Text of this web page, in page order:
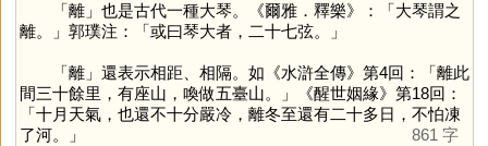
「離」也是古代一種大琴。《爾雅．釋樂》：「大琴謂之
離。」郭璞注：「或曰琴大者，二十七弦。」
「離」還表示相距、相隔。如《水滸全傳》第4回：「離此
間三十餘里，有座山，喚做五臺山。」《醒世姻緣》第18回：
「十月天氣，也還不十分嚴冷，離冬至還有二十多日，不怕凍
了河。」
861 字